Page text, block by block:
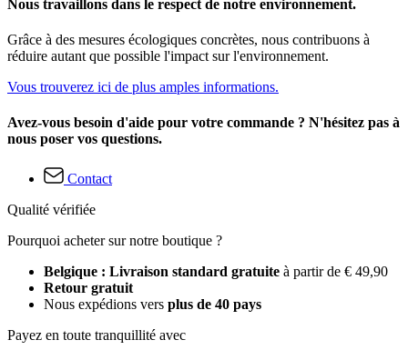
Nous travaillons dans le respect de notre environnement.
Grâce à des mesures écologiques concrètes, nous contribuons à
réduire autant que possible l'impact sur l'environnement.
Vous trouverez ici de plus amples informations.
Avez-vous besoin d'aide pour votre commande ? N'hésitez pas à
nous poser vos questions.
Contact
Qualité vérifiée
Pourquoi acheter sur notre boutique ?
Belgique : Livraison standard gratuite à partir de € 49,90
Retour gratuit
Nous expédions vers plus de 40 pays
Payez en toute tranquillité avec